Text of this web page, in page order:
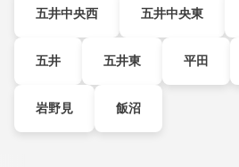
五井中央西 五井中央東
五井 五井東 平田
岩野見 飯沼